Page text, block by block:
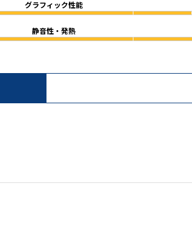
グラフィック性能
静音性・発熱